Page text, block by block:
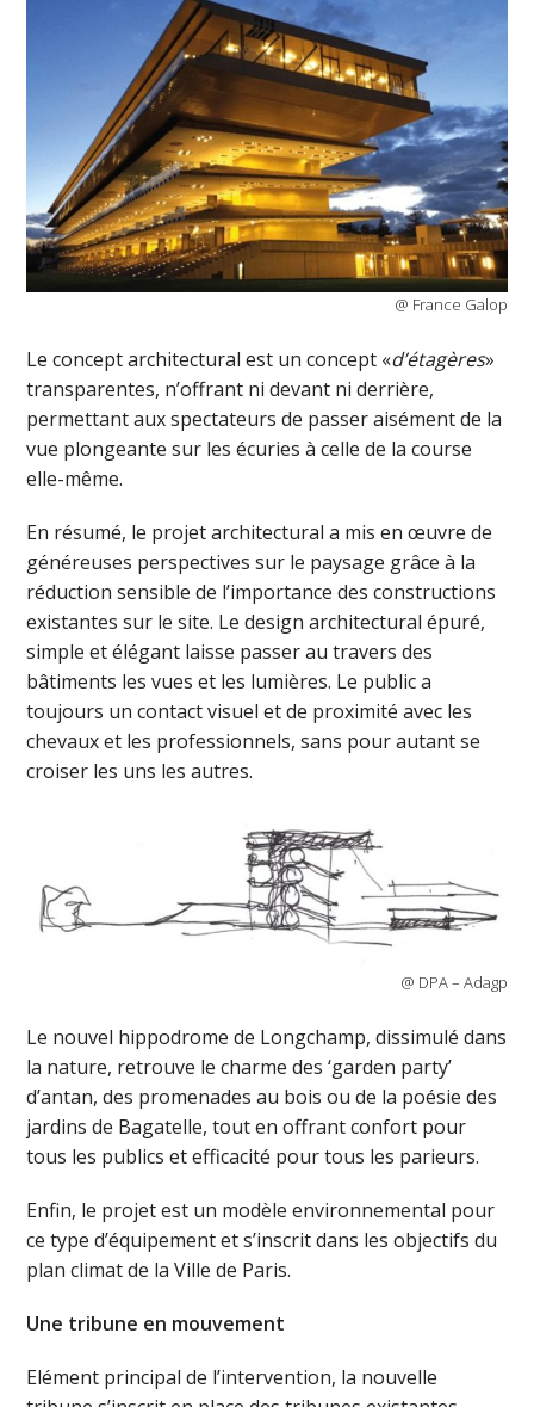
@ France Galop
Le concept architectural est un concept «d’étagères»
transparentes, n’offrant ni devant ni derrière,
permettant aux spectateurs de passer aisément de la
vue plongeante sur les écuries à celle de la course
elle-même.
En résumé, le projet architectural a mis en œuvre de
généreuses perspectives sur le paysage grâce à la
réduction sensible de l’importance des constructions
existantes sur le site. Le design architectural épuré,
simple et élégant laisse passer au travers des
bâtiments les vues et les lumières. Le public a
toujours un contact visuel et de proximité avec les
chevaux et les professionnels, sans pour autant se
croiser les uns les autres.
@ DPA – Adagp
Le nouvel hippodrome de Longchamp, dissimulé dans
la nature, retrouve le charme des ‘garden party’
d’antan, des promenades au bois ou de la poésie des
jardins de Bagatelle, tout en offrant confort pour
tous les publics et efficacité pour tous les parieurs.
Enfin, le projet est un modèle environnemental pour
ce type d’équipement et s’inscrit dans les objectifs du
plan climat de la Ville de Paris.
Une tribune en mouvement
Elément principal de l’intervention, la nouvelle